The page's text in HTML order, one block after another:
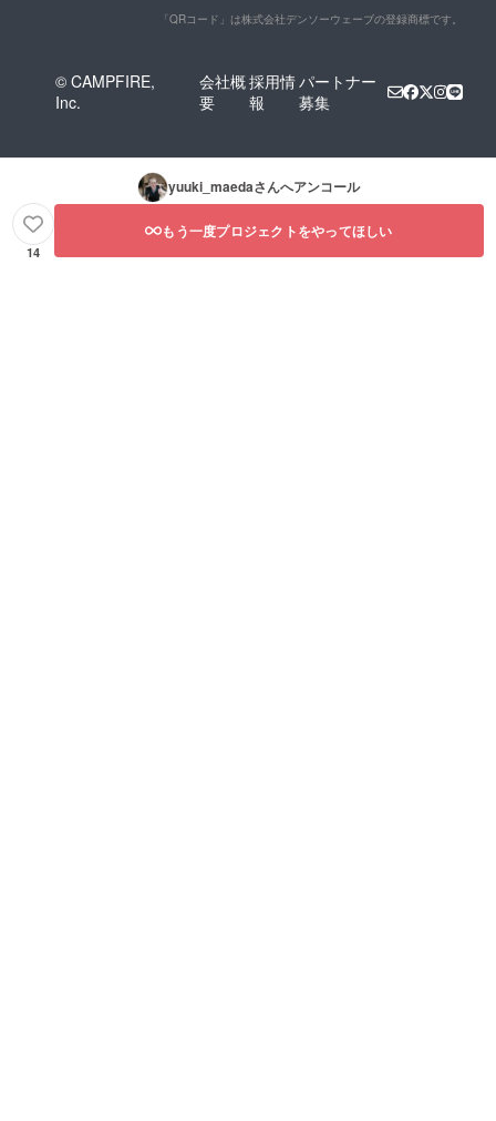
「QRコード」は株式会社デンソーウェーブの登録商標です。
© CAMPFIRE,
Inc.
会社概
要
採用情
報
パートナー
募集
yuuki_maedaさんへアンコール
14
もう一度プロジェクトをやってほしい